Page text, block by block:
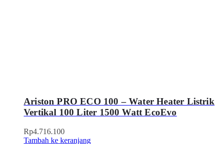
Ariston PRO ECO 100 – Water Heater Listrik
Vertikal 100 Liter 1500 Watt EcoEvo
Rp4.716.100
Tambah ke keranjang